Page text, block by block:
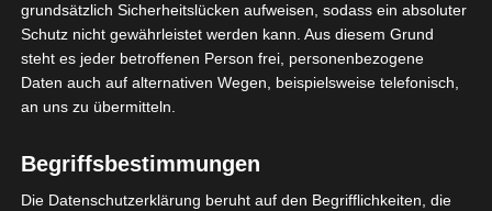
grundsätzlich Sicherheitslücken aufweisen, sodass ein absoluter
Schutz nicht gewährleistet werden kann. Aus diesem Grund
steht es jeder betroffenen Person frei, personenbezogene
Daten auch auf alternativen Wegen, beispielsweise telefonisch,
an uns zu übermitteln.
Begriffsbestimmungen
Die Datenschutzerklärung beruht auf den Begrifflichkeiten, die